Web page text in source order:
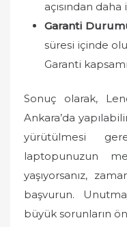
açısından daha
Garanti
süresi içinde
Garanti
Sonuç olarak,
Ankara’da
yürütülmesi
laptopunuzun
yaşıyorsanız,
başvurun.
büyük sorunların